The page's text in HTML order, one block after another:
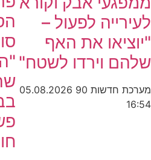
לעירייה לפעול –
"יוציאו את האף
שלהם וירדו לשטח"
מערכת חדשות 90
05.08.2026
16:54